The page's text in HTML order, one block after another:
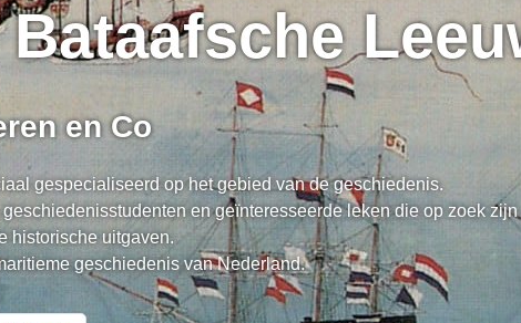
en Co
gespecialiseerd op het gebied van de geschiedenis.
en geïnteresseerde leken die op zoek
historische uitgaven.
geschiedenis van Nederland.